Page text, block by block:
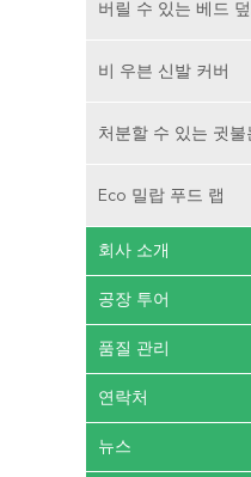
버릴 수 있는 베드
비 우븐 신발 커버
처분할 수 있는 귓불
Eco 밀랍 푸드 랩
회사 소개
공장 투어
품질 관리
연락처
뉴스